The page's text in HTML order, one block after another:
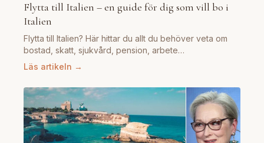
Flytta till Italien – en guide för dig som vill bo i
Italien
Flytta till Italien? Här hittar du allt du behöver veta om
bostad, skatt, sjukvård, pension, arbete…
Läs artikeln →